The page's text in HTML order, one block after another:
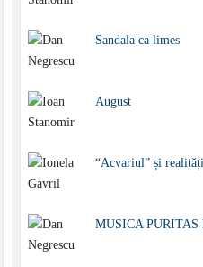
Sandala ca limes
August
“Acvariul” și
MUSICA